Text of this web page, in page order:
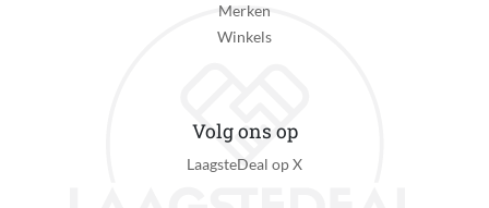
Merken
Winkels
Volg ons op
LaagsteDeal op X